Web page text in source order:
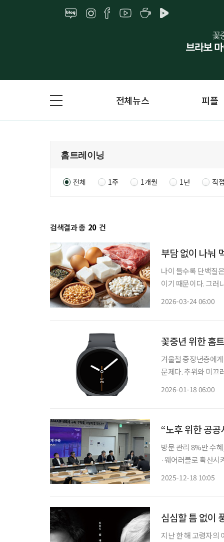
전체뉴스 피플
전체 1주 1개월 1년 직
검색결과 총 20 건
부담 없이 나눠
나이 들수록 단백질
이기 때문이다. 그러
2026-03-24 06:00
꽃중년 위한 홈
겨울철 중장년층에
문제다. 추위와 미끄
2026-01-18 06:00
“노후 위한 공
방문 관리 8%만 수
·웨어러블로 확산시켜야 초고령사회에서 ‘인공’지능의 역할로 ‘인간’다움
2025-12-18 10:05
심심할 틈 없이
지난 한 해 고령자의